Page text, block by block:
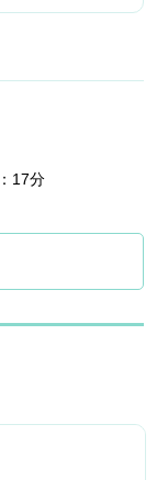
17分